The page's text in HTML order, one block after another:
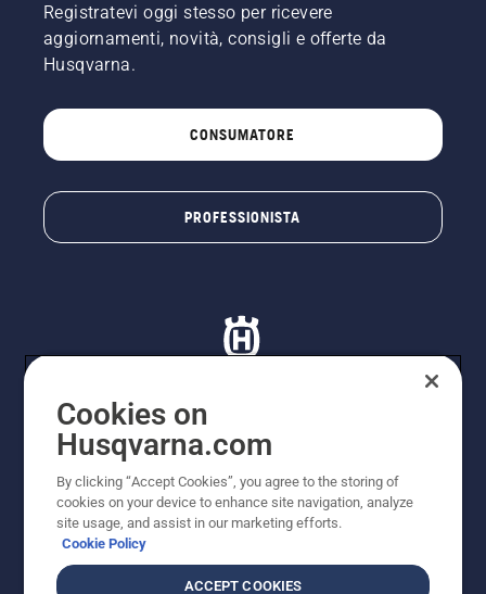
Registratevi oggi stesso per ricevere
aggiornamenti, novità, consigli e offerte da
Husqvarna.
CONSUMATORE
PROFESSIONISTA
© Husqvarna AB (publ). Tutti i diritti riservati. I prezzi
Husqvarna Schweiz AG per i rivenditori specializzati
aderenti all’iniziativa, prezzi in CHF comprensivi di IVA
all’ 8,1% e TRA. Con riserva di modifica. Tutti i prezzi
indicati sono prezzi al dettaglio consigliati (IVA inclusa),
a meno che il prodotto non sia disponibile per l'acquisto
Cookies on
Husqvarna.com
By clicking “Accept Cookies”, you agree to the storing of
cookies on your device to enhance site navigation, analyze
site usage, and assist in our marketing efforts.
Cookie Policy
ACCEPT COOKIES